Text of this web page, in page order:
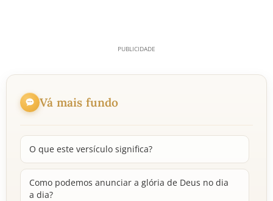
Vá mais fundo
O que este versículo significa?
Como podemos anunciar a glória de Deus no dia
a dia?